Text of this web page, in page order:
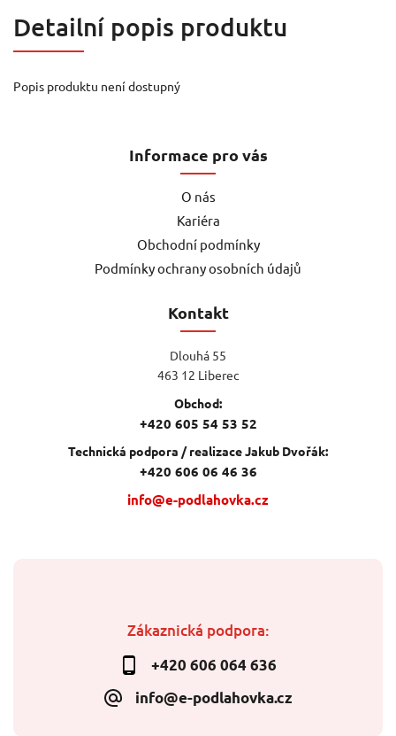
Detailní popis produktu
Popis produktu není dostupný
Zákaznická podpora:
+420 606 064 636
info@e-podlahovka.cz
Informace pro vás
O nás
Kariéra
Obchodní podmínky
Podmínky ochrany osobních údajů
Kontakt
Dlouhá 55
463 12 Liberec
Obchod:
+420 605 54 53 52
Technická podpora / realizace Jakub Dvořák:
+420 606 06 46 36
info@e-podlahovka.cz